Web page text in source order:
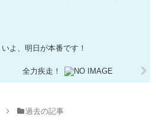
いよ、明日が本番です！
全力疾走！
過去の記事